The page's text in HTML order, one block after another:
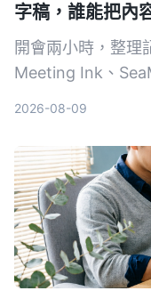
字稿，誰能把內
開會兩小時，整理
Meeting Ink、
2026-08-09